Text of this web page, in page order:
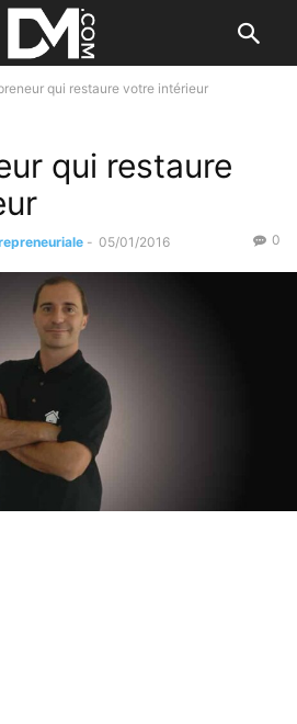
qui restaure votre intérieur
qui restaure
- 05/01/2016 0